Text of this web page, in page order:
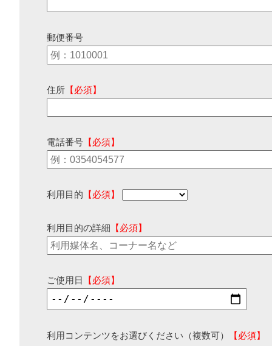
郵便番号
住所 【必須】
電話番号 【必須】
利用目的 【必須】
利用目的の詳細 【必須】
ご使用日 【必須】
利用コンテンツをお選びください（複数可）
【必須】